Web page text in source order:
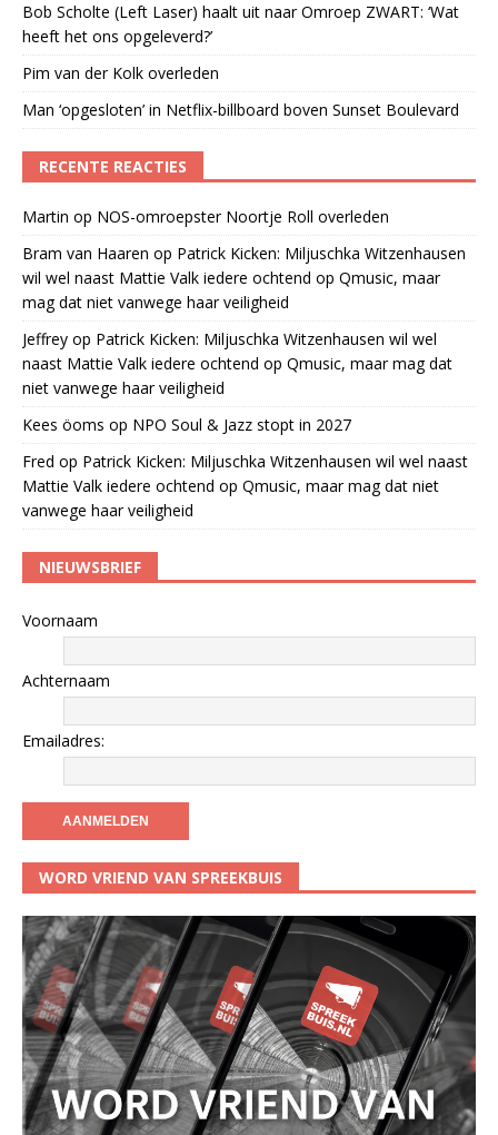
Bob Scholte (Left Laser) haalt uit naar Omroep ZWART: ‘Wat
heeft het ons opgeleverd?’
Pim van der Kolk overleden
Man ‘opgesloten’ in Netflix-billboard boven Sunset Boulevard
RECENTE REACTIES
Martin op NOS-omroepster Noortje Roll overleden
Bram van Haaren op Patrick Kicken: Miljuschka Witzenhausen
wil wel naast Mattie Valk iedere ochtend op Qmusic, maar
mag dat niet vanwege haar veiligheid
Jeffrey op Patrick Kicken: Miljuschka Witzenhausen wil wel
naast Mattie Valk iedere ochtend op Qmusic, maar mag dat
niet vanwege haar veiligheid
Kees öoms op NPO Soul & Jazz stopt in 2027
Fred op Patrick Kicken: Miljuschka Witzenhausen wil wel naast
Mattie Valk iedere ochtend op Qmusic, maar mag dat niet
vanwege haar veiligheid
NIEUWSBRIEF
Voornaam
Achternaam
Emailadres:
WORD VRIEND VAN SPREEKBUIS